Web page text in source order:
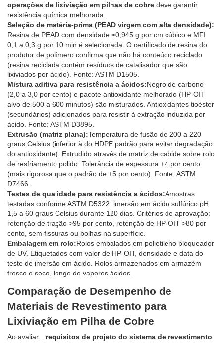
operações de lixiviação em pilhas de cobre deve garantir
resistência química melhorada.
Seleção de matéria-prima (PEAD virgem com alta densidade):
Resina de PEAD com densidade ≥0,945 g por cm cúbico e MFI
0,1 a 0,3 g por 10 min é selecionada. O certificado de resina do
produtor de polímero confirma que não há conteúdo reciclado
(resina reciclada contém resíduos de catalisador que são
lixiviados por ácido). Fonte: ASTM D1505.
Mistura aditiva para resistência a ácidos:Negro de carbono
(2,0 a 3,0 por cento) e pacote antioxidante melhorado (HP-OIT
alvo de 500 a 600 minutos) são misturados. Antioxidantes tioéster
(secundários) adicionados para resistir à extração induzida por
ácido. Fonte: ASTM D3895.
Extrusão (matriz plana):Temperatura de fusão de 200 a 220
graus Celsius (inferior à do HDPE padrão para evitar degradação
do antioxidante). Extrudido através de matriz de cabide sobre rolo
de resfriamento polido. Tolerância de espessura ±4 por cento
(mais rigorosa que o padrão de ±5 por cento). Fonte: ASTM
D7466.
Testes de qualidade para resistência a ácidos:Amostras
testadas conforme ASTM D5322: imersão em ácido sulfúrico pH
1,5 a 60 graus Celsius durante 120 dias. Critérios de aprovação:
retenção de tração >95 por cento, retenção de HP-OIT >80 por
cento, sem fissuras ou bolhas na superfície.
Embalagem em rolo:Rolos embalados em polietileno bloqueador
de UV. Etiquetados com valor de HP-OIT, densidade e data do
teste de imersão em ácido. Rolos armazenados em armazém
fresco e seco, longe de vapores ácidos.
Comparação de Desempenho de
Materiais de Revestimento para
Lixiviação em Pilha de Cobre
Ao avaliar… requisitos de projeto do sistema de revestimento